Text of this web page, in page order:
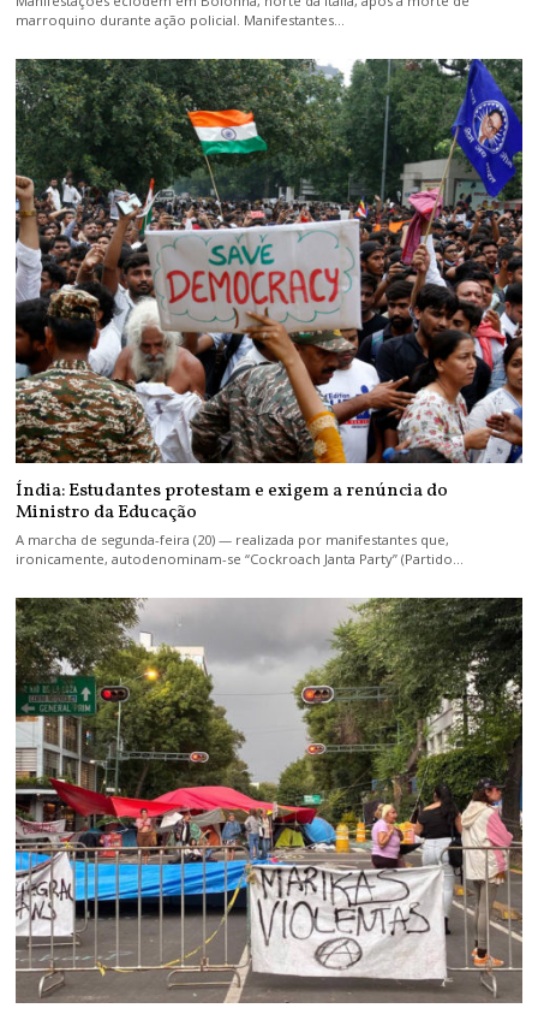
marroquino durante ação policial. Manifestantes…
Índia: Estudantes protestam e exigem a renúncia do
Ministro da Educação
A marcha de segunda-feira (20) — realizada por manifestantes que,
ironicamente, autodenominam-se “Cockroach Janta Party” (Partido…